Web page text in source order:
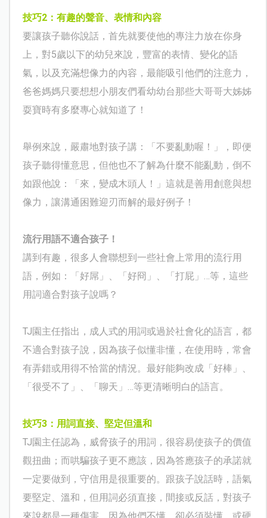
技巧2：有趣的聲音、表情和內容
要讓孩子聽你說話，首先就要使他的專注力放在你身
上，對5歲以下的幼兒來說，豐富的表情、變化的語
氣，以及充滿想像力的內容，最能吸引他們的注意力，
爸爸媽媽只要想想小朋友們看幼幼台那些大哥哥大姊姊
耍寶時有多麼專心就知道了！
舉例來說，嚴肅地對孩子講：「不要亂動喔！」，即便
孩子聽得懂意思，但他也不了解為什麼不能亂動，倒不
如跟他說：「來，變成木頭人！」這就是善用創意與想
像力，讓溝通困難迎刃而解的最好例子！
流行用語不適合孩子！
講到有趣，很多人會聯想到一些社會上常用的流行用
語，例如：「好屌」、「好冏」、「打屁」…等，這些
用詞適合對孩子說嗎？
TJ 園主任指出，成人式的用詞或過於社會化的語言，都
不適合對孩子說，因為孩子似懂非懂，在使用時，常會
有弄錯或用得不恰當的情況。最好能夠改成「好棒」、
「很受不了」、「聊天」…等更清晰明白的語言。
技巧3：用詞直接、堅定但溫和
TJ 園主任認為，威脅孩子的用詞，很容易使孩子的價值
觀扭曲；而哄騙孩子更不應該，因為答應孩子的承諾就
一定要做到，守信用是很重要的。跟孩子說話時，語氣
要堅定、溫和，但用詞必須直接，間接或反話，對孩子